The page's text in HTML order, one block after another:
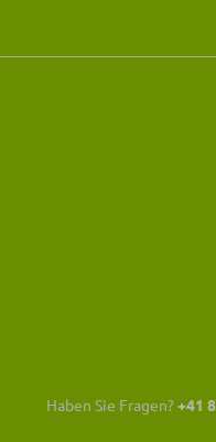
Haben Sie Fragen?+41